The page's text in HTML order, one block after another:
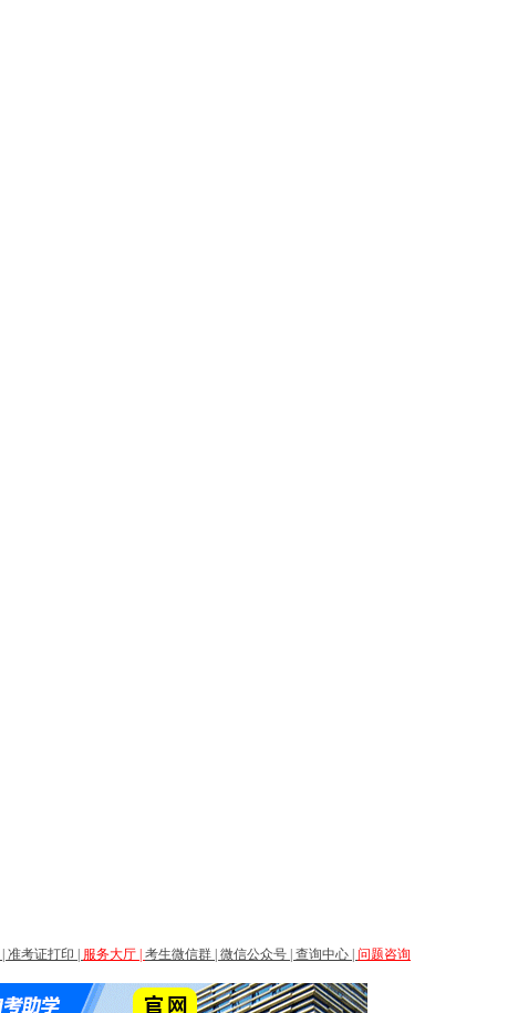
准考证打印 服务大厅 考生微信群 微信公众号 查询中心 问题咨询